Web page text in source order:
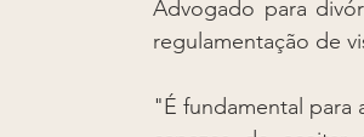
Advogado para
regulamentação de
"É fundamental para a prole existir um elo de cooperação entre seus pais, porque assim são capazes de aceitar e compreender o rompimento da relação conjugal. Os filhos são preservados quando não estão sendo usados como instrumento de máxima vingança dos pais. Adultos corrompem covardemente a inocência das crianças e adolescentes quando se utilizam da Síndrome de Alienação Parental (SAP), regulada no Brasil por meio da Lei 12.318, de 26 de agosto de 2010. Segundo Jorge Trindade, trata-se de programar uma criança para que ela odeie, sem justificativa, um de seus genitores, cuidando a própria criança de contribuir na trajetória de desmoralização do genitor visitante. Lastimavelmente, tem sido uma prática bastante habitual de um pai ou uma mãe tentar obstruir a relação afetiva dos filhos com o outro ascendente, buscando uma cruel lealdade do filho e sua rejeição ao outro progenitor e seus familiares. O genitor e seus familiares próximos, como avós e tios da criança vão sendo maliciosamente excluídos e tudo que rodeia o vínculo dos filhos com o progenitor não convivente se converterá em uma potencial ameaça para a criança, iniciando por uma variedade de eventos que ficam fora do controle do menor e que vão criando na criança um sentimento nato de defesa contra a fictícia ameaça que representa seu pai ou sua mãe. A síndrome de alienação parental tem um alcance extremamente destrutivo, pois consegue que os filhos inventem fatos, respaldem mentiras e esqueçam momentos de felicidade, e ainda consegue que terceiros se envolvam nos atos de detratação do progenitor rechaçado, enquanto o genitor alienante se assegura de assumir um autêntico papel de vítima. Ela foi percebida pelo psiquiatra americano Richard A. Gardner em processos de guarda, quando o cônjuge na posse do filho desencadeia uma alienação obsessiva e está empenhado em desaprovar a aproximação do genitor visitante, reconhecendo esse autor a existência de três diferentes níveis de alienadores, que ficam divididos entre as categorias leves, médias e severas. No nível médio, a criança tem ainda uma razoável relação saudável com seu progenitor não guardião, porém, em determinadas ocasiões a criança participa de uma